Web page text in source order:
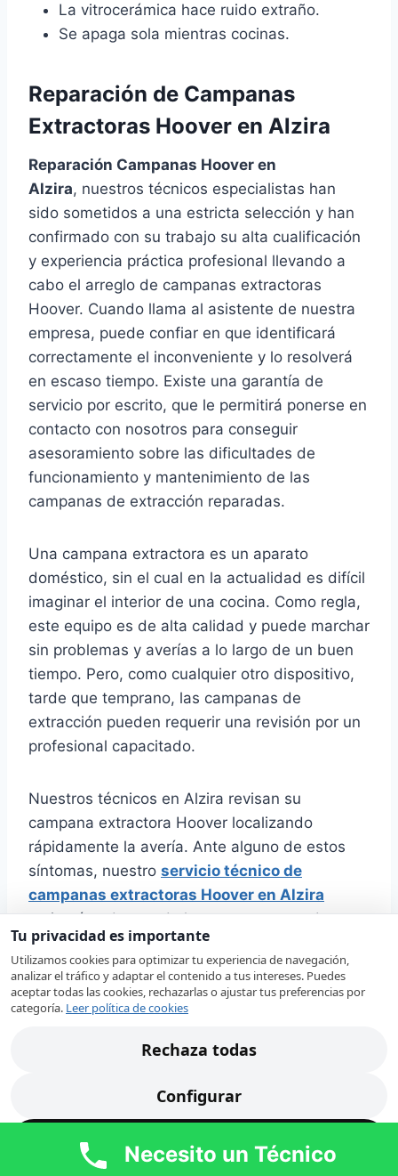
La vitrocerámica hace ruido extraño.
Se apaga sola mientras cocinas.
Reparación de Campanas
Extractoras Hoover en Alzira
Reparación Campanas Hoover en
Alzira, nuestros técnicos especialistas han
sido sometidos a una estricta selección y han
confirmado con su trabajo su alta cualificación
y experiencia práctica profesional llevando a
cabo el arreglo de campanas extractoras
Hoover. Cuando llama al asistente de nuestra
empresa, puede confiar en que identificará
correctamente el inconveniente y lo resolverá
en escaso tiempo. Existe una garantía de
servicio por escrito, que le permitirá ponerse en
contacto con nosotros para conseguir
asesoramiento sobre las dificultades de
funcionamiento y mantenimiento de las
campanas de extracción reparadas.
Una campana extractora es un aparato
doméstico, sin el cual en la actualidad es difícil
imaginar el interior de una cocina. Como regla,
este equipo es de alta calidad y puede marchar
sin problemas y averías a lo largo de un buen
tiempo. Pero, como cualquier otro dispositivo,
tarde que temprano, las campanas de
extracción pueden requerir una revisión por un
profesional capacitado.
Nuestros técnicos en Alzira revisan su
campana extractora Hoover localizando
rápidamente la avería. Ante alguno de estos
síntomas, nuestro servicio técnico de
campanas extractoras Hoover en Alzira
revisará cada uno de los componentes de su
campana extractora para proceder a su
reparación:
Se ha fundido
La campana
de la cocina es muy ruidosa.
Sustituir filtros sucios en campana
Tu privacidad es importante
Utilizamos cookies para optimizar tu experiencia de navegación,
analizar el tráfico y adaptar el contenido a tus intereses. Puedes
aceptar todas las cookies, rechazarlas o ajustar tus preferencias por
categoría. Leer política de cookies
Rechaza todas
Configurar
Acepta todas
Necesito un Técnico